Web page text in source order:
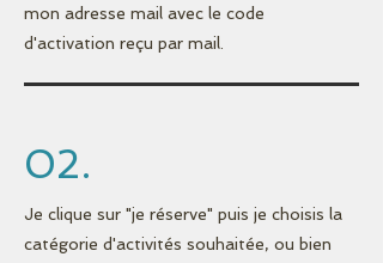
mon adresse mail avec le code
d'activation reçu par mail.
02.
Je clique sur "je réserve" puis je choisis la
catégorie d'activités souhaitée, ou bien